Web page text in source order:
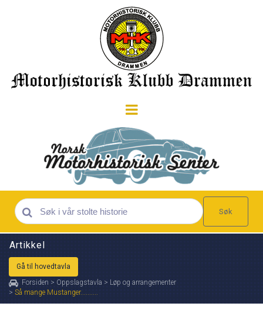
Søk
Artikkel
Gå til hovedtavla
Forsiden > Oppslagstavla > Løp og arrangementer
> Så mange Mustanger..........